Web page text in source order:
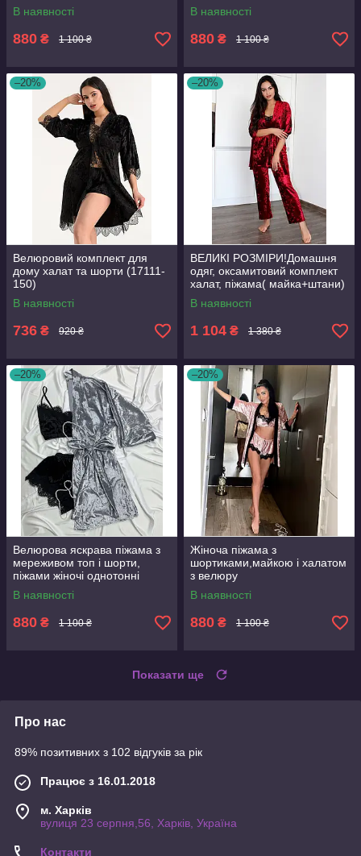
В наявності
880 ₴ 1 100 ₴
В наявності
880 ₴ 1 100 ₴
–20%
Велюровий комплект для
дому халат та шорти (17111-
150)
В наявності
736 ₴ 920 ₴
–20%
ВЕЛИКІ РОЗМІРИ!Домашня
одяг, оксамитовий комплект
халат, піжама( майка+штани)
В наявності
1 104 ₴ 1 380 ₴
–20%
Велюрова яскрава піжама з
мереживом топ і шорти,
піжами жіночі однотонні
В наявності
880 ₴ 1 100 ₴
–20%
Жіноча піжама з
шортиками,майкою і халатом
з велюру
В наявності
880 ₴ 1 100 ₴
Показати ще
Про нас
89% позитивних з 102 відгуків за рік
Працює з 16.01.2018
м. Харків
вулиця 23 серпня,56, Харків, Україна
Контакти